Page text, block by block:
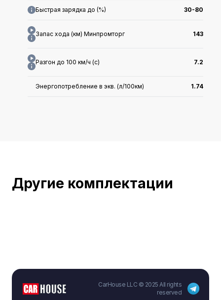
Быстрая зарядка до (%) 30-80
Запас хода (км) Минпромторг 143
Разгон до 100 км/ч (с) 7.2
Энергопотребление в экв. (л/100км) 1.74
Длина x Ширина x Высота (мм) 4988x1875x1500
Энергопотребление (кВт·ч/100км) 15
Макс. крутящий момент мотора (Н·м) 340
Другие комплектации
CarHouse LLC © 2025 All rights
reserved